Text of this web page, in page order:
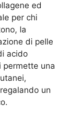
ed
per chi
la
di pelle
acido
permette una
un